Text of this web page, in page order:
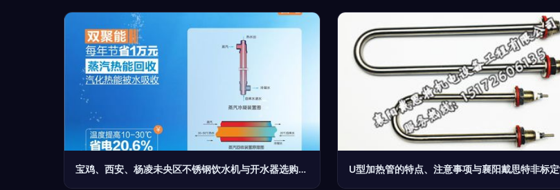
宝鸡、西安、杨凌未央区不锈钢饮水机与开水器选购指南